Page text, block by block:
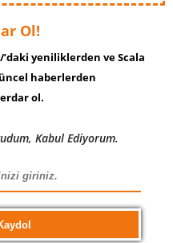
Ol!
yeniliklerden ve Scala
haberlerden
ol.
Kabul Ediyorum.